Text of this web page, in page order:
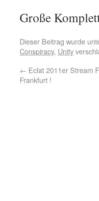
Große
Dieser Beitrag wurde
Conspiracy, Unity
← Eclat 2011er Stream
Frankfurt !